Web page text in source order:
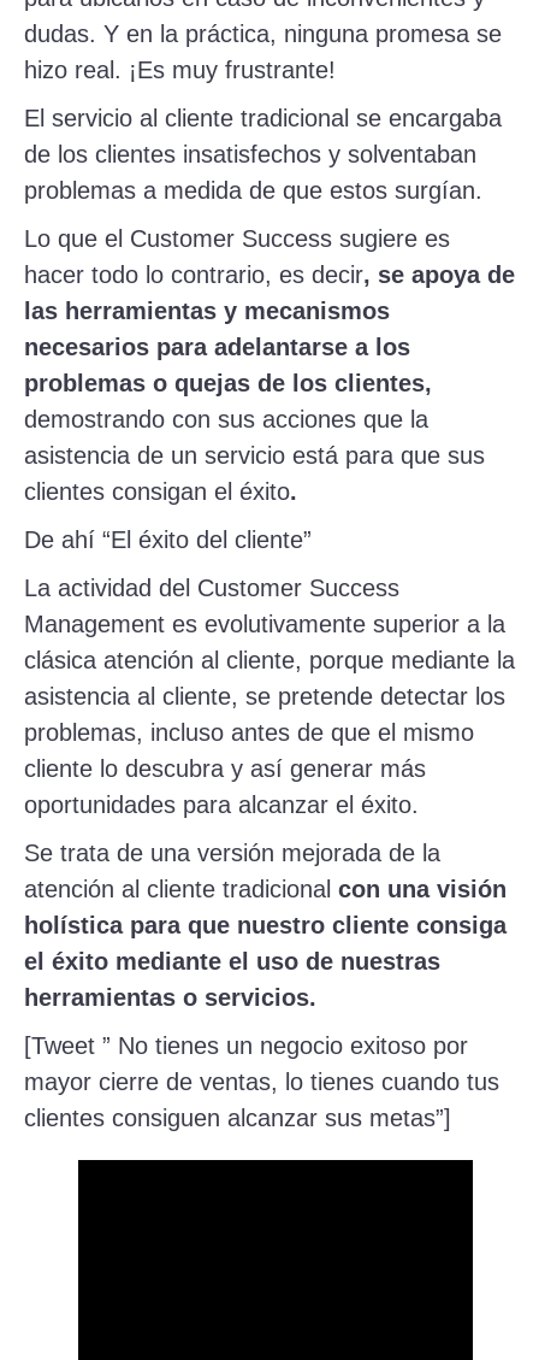
dudas. Y en la práctica, ninguna promesa se
hizo real. ¡Es muy frustrante!
El servicio al cliente tradicional se encargaba
de los clientes insatisfechos y solventaban
problemas a medida de que estos surgían.
Lo que el Customer Success sugiere es
hacer todo lo contrario, es decir, se apoya de
las herramientas y mecanismos
necesarios para adelantarse a los
problemas o quejas de los clientes,
demostrando con sus acciones que la
asistencia de un servicio está para que sus
clientes consigan el éxito.
De ahí “El éxito del cliente”
La actividad del Customer Success
Management es evolutivamente superior a la
clásica atención al cliente, porque mediante la
asistencia al cliente, se pretende detectar los
problemas, incluso antes de que el mismo
cliente lo descubra y así generar más
oportunidades para alcanzar el éxito.
Se trata de una versión mejorada de la
atención al cliente tradicional con una visión
holística para que nuestro cliente consiga
el éxito mediante el uso de nuestras
herramientas o servicios.
[Tweet ” No tienes un negocio exitoso por
mayor cierre de ventas, lo tienes cuando tus
clientes consiguen alcanzar sus metas”]